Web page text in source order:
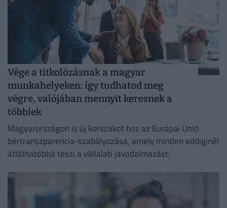
Vége a titkolózásnak a magyar
munkahelyeken: így tudhatod meg
végre, valójában mennyit keresnek a
többiek
Magyarországon is új korszakot hoz az Európai Unió
bértranszparencia-szabályozása, amely minden eddiginél
átláthatóbbá teszi a vállalati javadalmazást: